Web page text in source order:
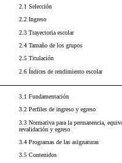
2.1 Selección
2.2 Ingreso
2.3 Trayectoria escolar
2.4 Tamaño de los grupos
2.5 Titulación
2.6 Índices de rendimiento escolar
3.1 Fundamentación
3.2 Perfiles de ingreso y egreso
3.3 Normativa para la permanencia,
revalidación y egreso
3.4 Programas de las asignaturas
3.5 Contenidos